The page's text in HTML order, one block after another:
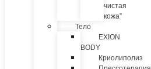
чистая
кожа”
Тело
EXION
BODY
Криолиполиз